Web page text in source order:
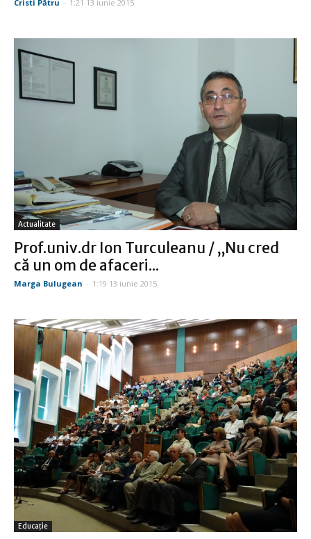
Cristi Pătru - 1:21 13 iunie 2015
Actualitate
Prof.univ.dr Ion Turculeanu / „Nu cred
că un om de afaceri...
Marga Bulugean - 1:19 13 iunie 2015
Educație